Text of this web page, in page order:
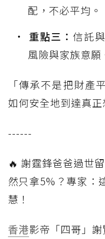
配，不必平均。
重點三：信託
風險與家族意願
「傳承不是把財產
如何安全地到達真正
------
🔥 謝霆鋒爸爸過世
然只拿5%？專家：
慧！
香港影帝「四哥」